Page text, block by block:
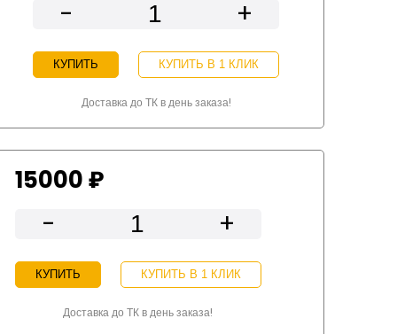
- +
КУПИТЬ КУПИТЬ В 1 КЛИК
Доставка до ТК в день заказа!
15000 ₽
- +
КУПИТЬ КУПИТЬ В 1 КЛИК
Доставка до ТК в день заказа!